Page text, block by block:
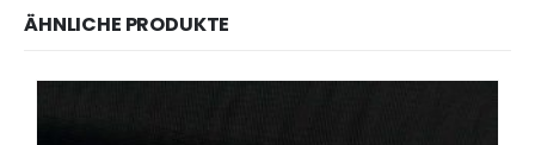
ÄHNLICHE PRODUKTE